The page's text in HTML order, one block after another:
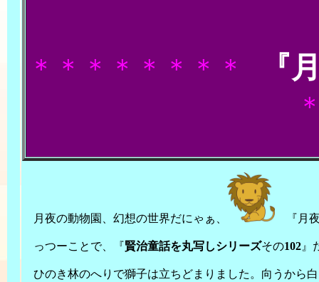
＊＊＊＊＊＊＊＊ 『
月夜の動物園、幻想の世界だにゃぁ、 『月
っつーことで、『賢治童話を丸写しシリーズその102 』
ひのき林のへりで獅子は立ちどまりました。向うから